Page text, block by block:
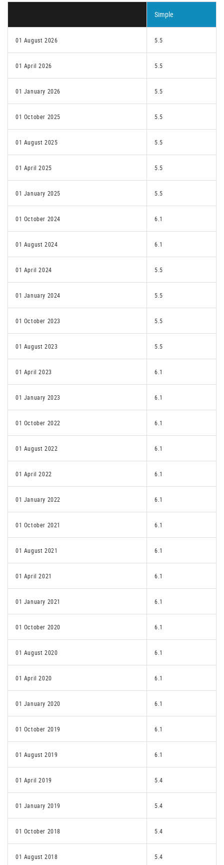
Simple
01 August 2026 5.5
01 April 2026 5.5
01 January 2026 5.5
01 October 2025 5.5
01 August 2025 5.5
01 April 2025 5.5
01 January 2025 5.5
01 October 2024 6.1
01 August 2024 6.1
01 April 2024 5.5
01 January 2024 5.5
01 October 2023 5.5
01 August 2023 5.5
01 April 2023 6.1
01 January 2023 6.1
01 October 2022 6.1
01 August 2022 6.1
01 April 2022 6.1
01 January 2022 6.1
01 October 2021 6.1
01 August 2021 6.1
01 April 2021 6.1
01 January 2021 6.1
01 October 2020 6.1
01 August 2020 6.1
01 April 2020 6.1
01 January 2020 6.1
01 October 2019 6.1
01 August 2019 6.1
01 April 2019 5.4
01 January 2019 5.4
01 October 2018 5.4
01 August 2018 5.4